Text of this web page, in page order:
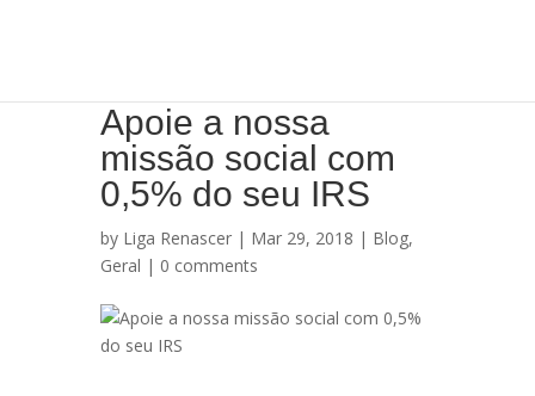
Apoie a nossa
missão social com
0,5% do seu IRS
by Liga Renascer | Mar 29, 2018 | Blog,
Geral | 0 comments